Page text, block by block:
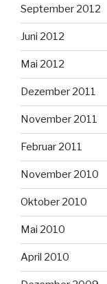
September 2012
Juni 2012
Mai 2012
Dezember 2011
November 2011
Februar 2011
November 2010
Oktober 2010
Mai 2010
April 2010